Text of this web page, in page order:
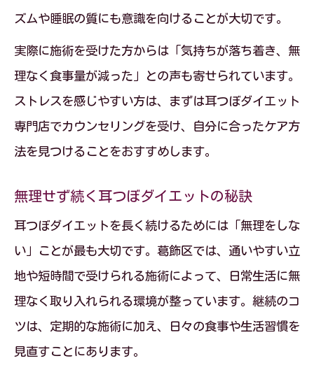
ズムや睡眠の質にも意識を向けることが大切です。
実際に施術を受けた方からは「気持ちが落ち着き、無
理なく食事量が減った」との声も寄せられています。
ストレスを感じやすい方は、まずは耳つぼダイエット
専門店でカウンセリングを受け、自分に合ったケア方
法を見つけることをおすすめします。
無理せず続く耳つぼダイエットの秘訣
耳つぼダイエットを長く続けるためには「無理をしな
い」ことが最も大切です。葛飾区では、通いやすい立
地や短時間で受けられる施術によって、日常生活に無
理なく取り入れられる環境が整っています。継続のコ
ツは、定期的な施術に加え、日々の食事や生活習慣を
見直すことにあります。